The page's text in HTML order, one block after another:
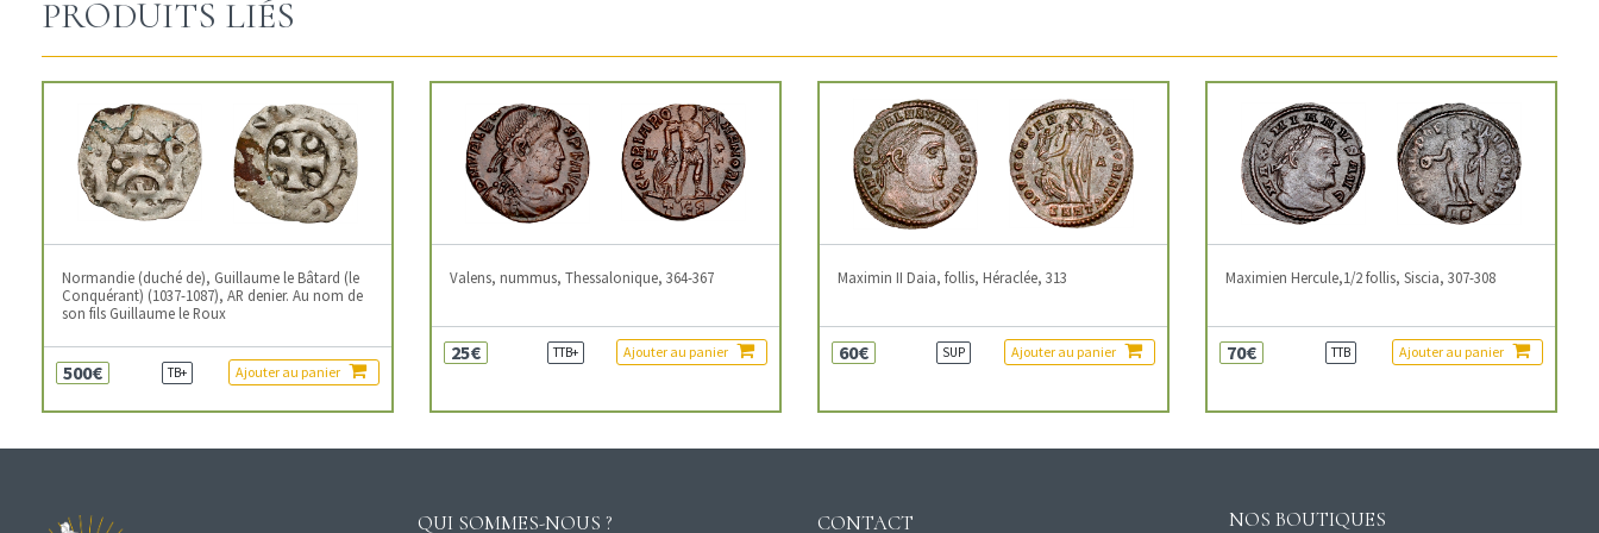
PRODUITS LIÉS
Normandie (duché de), Guillaume le Bâtard (le
Conquérant) (1037-1087), AR denier. Au nom de
son fils Guillaume le Roux
500€ TB+ Ajouter au panier
Valens, nummus, Thessalonique, 364-367
25€ TTB+ Ajouter au panier
Maximin II Daia, follis, Héraclée, 313
60€ SUP Ajouter au panier
Maximien Hercule,1/2 follis, Siscia, 307-308
70€ TTB Ajouter au panier
QUI SOMMES-NOUS ? CONTACT NOS BOUTIQUES